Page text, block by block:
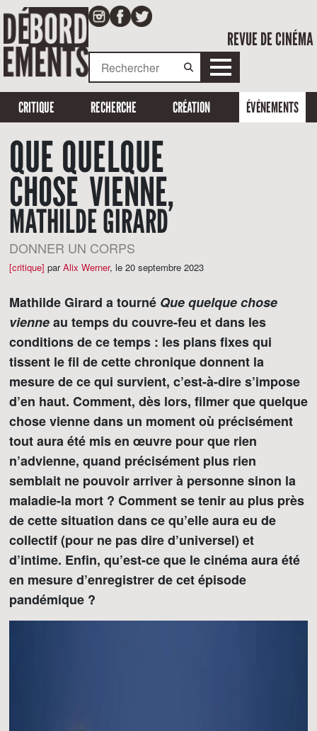
REVUE DE CINÉMA
CRITIQUE RECHERCHE CRÉATION ÉVÉNEMENTS
QUE QUELQUE
CHOSE VIENNE,
MATHILDE GIRARD
DONNER UN CORPS
[critique] parAlix Werner, le 20 septembre 2023
Mathilde Girard a tourné Que quelque chose
vienneau temps du couvre-feu et dans les
conditions de ce temps : les plans fixes qui
tissent le fil de cette chronique donnent la
mesure de ce qui survient, c’est-à-dire s’impose
d’en haut. Comment, dès lors, filmer que quelque
chose vienne dans un moment où précisément
tout aura été mis en œuvre pour que rien
n’advienne, quand précisément plus rien
semblait ne pouvoir arriver à personne sinon la
maladie-la mort ? Comment se tenir au plus près
de cette situation dans ce qu’elle aura eu de
collectif (pour ne pas dire d’universel) et
d’intime. Enfin, qu’est-ce que le cinéma aura été
en mesure d’enregistrer de cet épisode
pandémique ?